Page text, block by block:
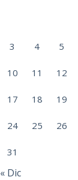
3 4 5
10 11 12
17 18 19
24 25 26
31
« Dic